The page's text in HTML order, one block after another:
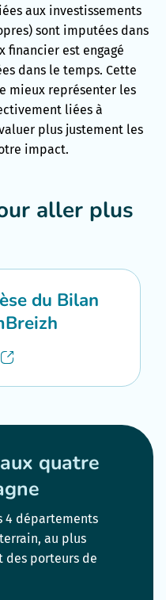
aux investissements
sont imputées dans
financier est engagé
dans le temps. Cette
mieux représenter les
liées à
plus justement les
impact.
aller plus
du Bilan
quatre
4 départements
au plus
des porteurs de